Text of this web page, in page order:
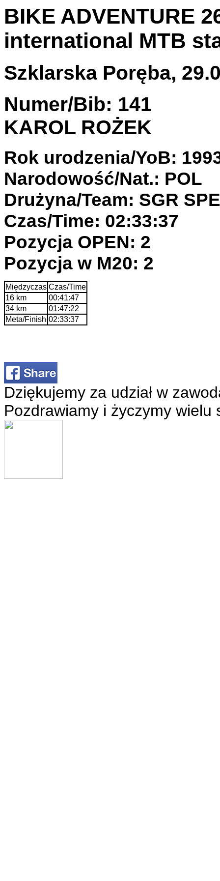
BIKE ADVENTURE
international MTB
Szklarska Poręba,
Numer/Bib: 141
KAROL ROŻEK
Rok urodzenia/YoB:
Narodowość/Nat.: POL
Drużyna/Team: SGR
Czas/Time: 02:33:37
Pozycja OPEN: 2
Pozycja w M20: 2
Międzyczas Czas/Time
16 km
00:41:47
34 km
01:47:22
Meta/Finish 02:33:37
Dziękujemy za udział w
Pozdrawiamy i życzymy wielu